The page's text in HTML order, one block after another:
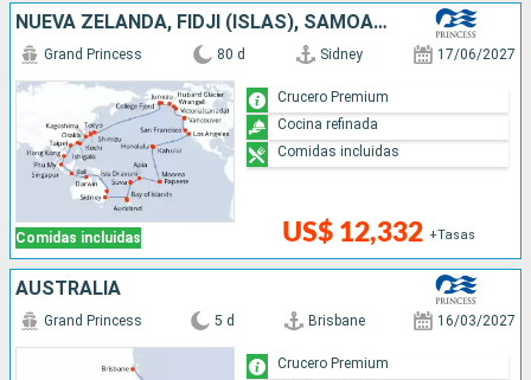
NUEVA ZELANDA, FIDJI (ISLAS), SAMOA, FRANCIA, CANADÁ, ESTADOS UNIDOS, JAPÓN, TAIWÁN, CHINA, VIETNAM, SINGAPUR, INDONESIA, AUSTRALIA
Comidas incluidas
Grand Princess 80 d Sidney 17/06/2027
US$ 12,332 +Tasas
Crucero Premium
Cocina refinada
Comidas incluidas
AUSTRALIA
Grand Princess 5 d Brisbane 16/03/2027
Crucero Premium